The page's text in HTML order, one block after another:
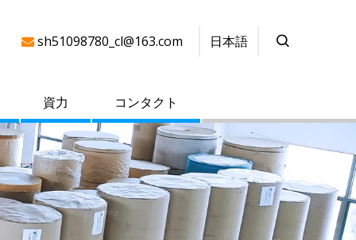
 sh51098780_cl@163.com 日本語
資力 コンタクト